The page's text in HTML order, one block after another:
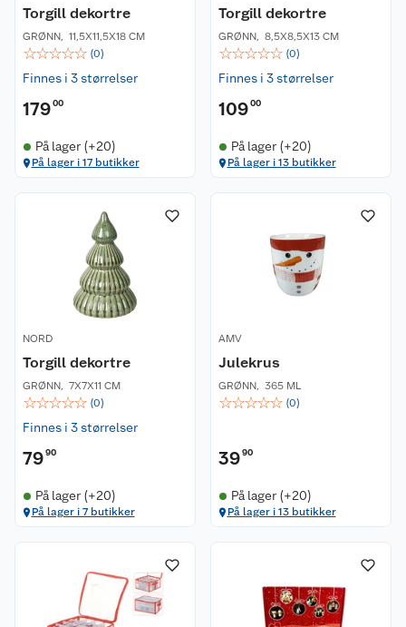
Torgill dekortre
GRØNN, 11,5X11,5X18 CM
☆☆☆☆☆ (0)
Finnes i 3 størrelser
17900
På lager (+20)
På lager i 17 butikker
Torgill dekortre
GRØNN, 8,5X8,5X13 CM
☆☆☆☆☆ (0)
Finnes i 3 størrelser
10900
På lager (+20)
På lager i 13 butikker
NORD
Torgill dekortre
GRØNN, 7X7X11 CM
☆☆☆☆☆ (0)
Finnes i 3 størrelser
7990
På lager (+20)
På lager i 7 butikker
AMV
Julekrus
GRØNN, 365 ML
☆☆☆☆☆ (0)
3990
På lager (+20)
På lager i 13 butikker